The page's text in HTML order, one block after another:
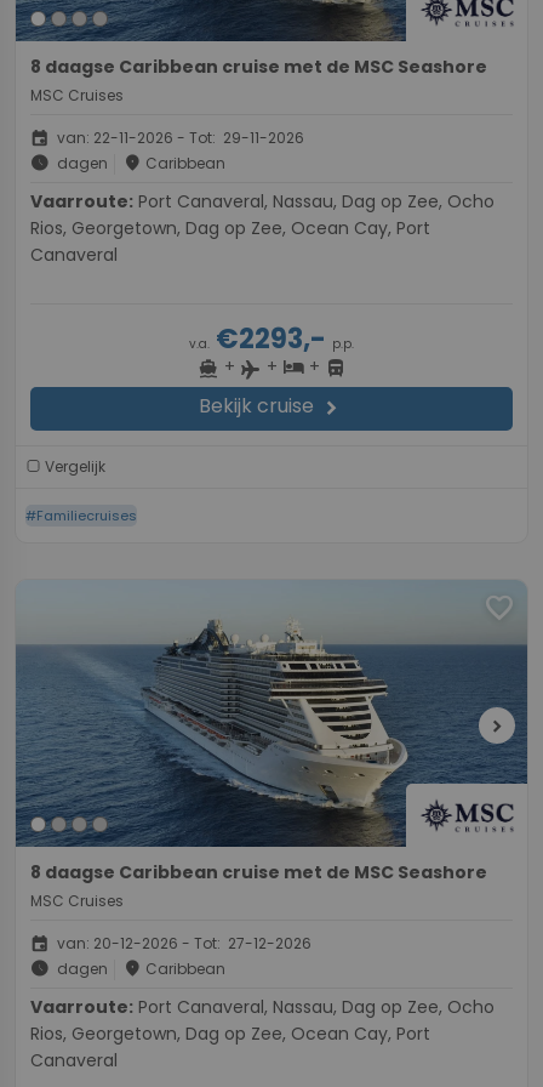
8 daagse Caribbean cruise met de MSC Seashore
MSC Cruises
event van: 22-11-2026 - Tot: 29-11-2026
schedule dagen place Caribbean
Vaarroute:
Rios, Georgetown, Dag op Zee, Ocean Cay, Port
Canaveral
v.a. €2293,- p.p.
directions_boat + flight + hotel+ directions_bus
Bekijk cruise chevron_right
Vergelijk
#Familiecruises
favorite
chevron_right
8 daagse Caribbean cruise met de MSC Seashore
MSC Cruises
event van: 20-12-2026 - Tot: 27-12-2026
schedule dagen place Caribbean
Vaarroute:
Rios, Georgetown, Dag op Zee, Ocean Cay, Port
Canaveral